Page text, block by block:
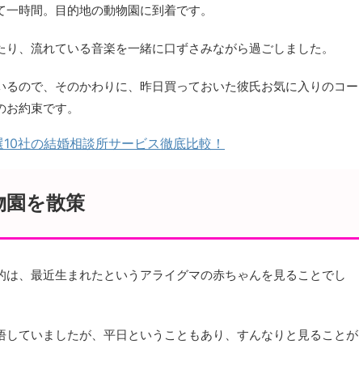
時間。目的地の動物園に到着です。
、流れている音楽を一緒に口ずさみながら過ごしました。
るので、そのかわりに、昨日買っておいた彼氏お気に入りのコー
約束です。
社の結婚相談所サービス徹底比較！
園を散策
は、最近生まれたというアライグマの赤ちゃんを見ることでし
していましたが、平日ということもあり、すんなりと見ることが